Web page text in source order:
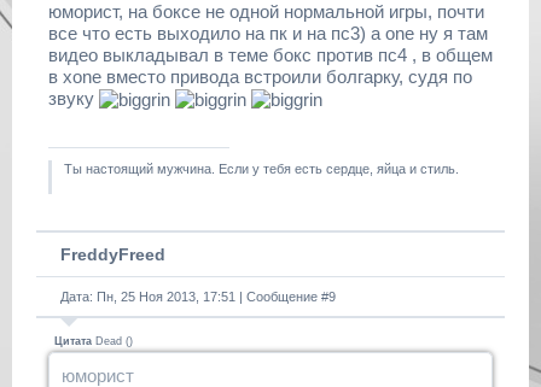
юморист, на боксе не одной нормальной игры, почти
все что есть выходило на пк и на пс3) а one ну я там
видео выкладывал в теме бокс против пс4 , в общем
в xone вместо привода встроили болгарку, судя по
звуку
Ты настоящий мужчина. Если у тебя есть сердце, яйца и стиль.
FreddyFreed
Дата: Пн, 25 Ноя 2013, 17:51 | Сообщение #9
Цитата Dead ()
юморист